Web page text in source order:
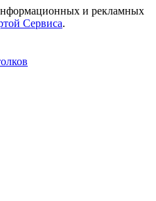
и рекламных
Сервиса.